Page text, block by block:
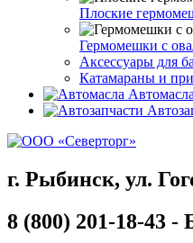
Плоские
Гермомешки с
Аксессуары для
Катамараны и
Автомасла
г. Рыбинск, ул.
8 (800) 201-18-43 -